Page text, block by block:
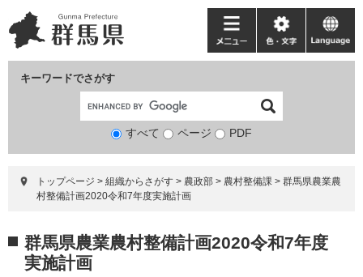
ー
ジ
ニ
ュ
て
キーワードでさがす
検
象
すべて ページ PDF
メ
ニ
ー
色・
文
language
トップページ > 組織からさがす > 農政部 > 農村整備課 > 群馬県農業農
村整備計画2020令和7年度実施計画
文 群馬県農業農村整備計画2020令和7年度
実施計画